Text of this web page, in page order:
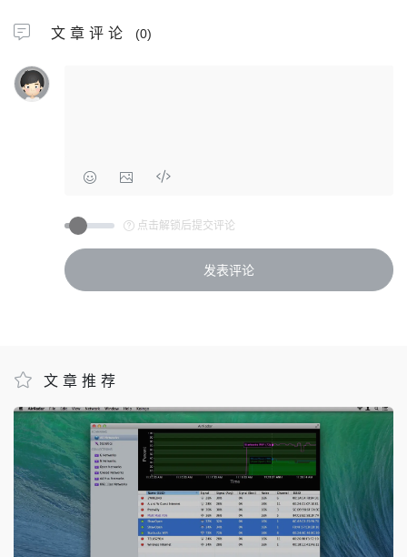
文章评论 (0)
点击解锁后提交评论
文章推荐